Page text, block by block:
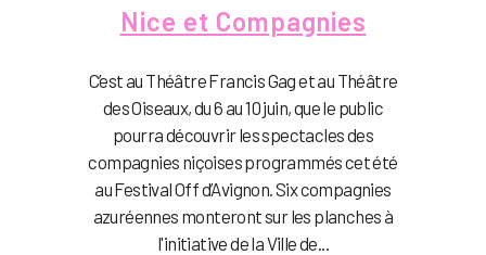
Nice et Compagnies
C’est au Théâtre Francis Gag et au Théâtre
des Oiseaux, du 6 au 10 juin, que le public
pourra découvrir les spectacles des
compagnies niçoises programmés cet été
au Festival Off d’Avignon. Six compagnies
azuréennes monteront sur les planches à
l'initiative de la Ville de...